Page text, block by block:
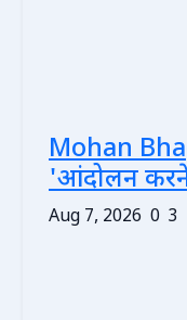
Mohan
'आंदोलन
Aug 7, 2026 0 3